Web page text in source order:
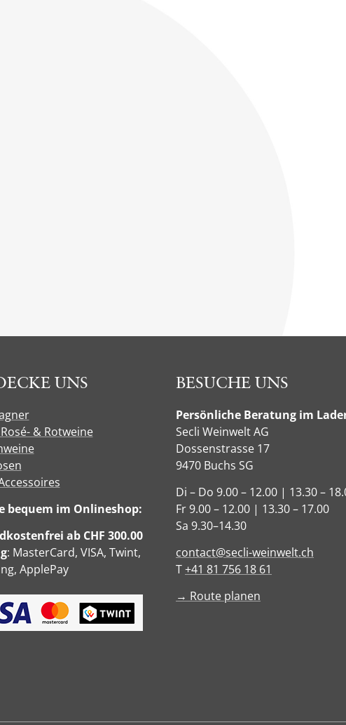
UNS
& Rotweine
bequem im Onlineshop:
ab CHF 300.00
: MasterCard, VISA, Twint,
ApplePay
BESUCHE UNS
Persönliche Beratung im
Secli Weinwelt AG
Dossenstrasse 17
9470 Buchs SG
Di – Do 9.00 – 12.00 | 13.30 –
Fr 9.00 – 12.00 | 13.30 – 17.00
Sa 9.30–14.30
contact@secli-weinwelt.ch
T+41 81 756 18 61
→ Route planen